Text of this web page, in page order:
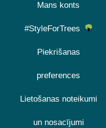
Mans konts
#StyleForTrees
Piekrišanas
preferences
Lietošanas noteikumi
un nosacījumi